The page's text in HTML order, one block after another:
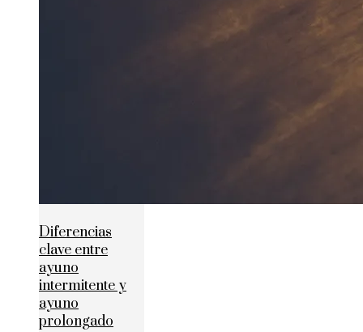
Diferencias
clave entre
ayuno
intermitente y
ayuno
prolongado